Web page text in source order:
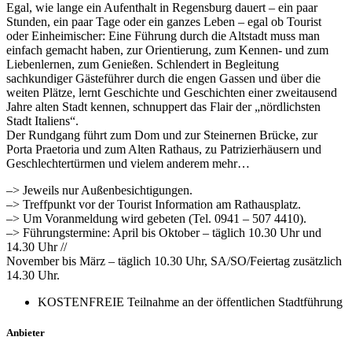
Egal, wie lange ein Aufenthalt in Regensburg dauert – ein paar
Stunden, ein paar Tage oder ein ganzes Leben – egal ob Tourist
oder Einheimischer: Eine Führung durch die Altstadt muss man
einfach gemacht haben, zur Orientierung, zum Kennen- und zum
Liebenlernen, zum Genießen. Schlendert in Begleitung
sachkundiger Gästeführer durch die engen Gassen und über die
weiten Plätze, lernt Geschichte und Geschichten einer zweitausend
Jahre alten Stadt kennen, schnuppert das Flair der „nördlichsten
Stadt Italiens“.
Der Rundgang führt zum Dom und zur Steinernen Brücke, zur
Porta Praetoria und zum Alten Rathaus, zu Patrizierhäusern und
Geschlechtertürmen und vielem anderem mehr…
–> Jeweils nur Außenbesichtigungen.
–> Treffpunkt vor der Tourist Information am Rathausplatz.
–> Um Voranmeldung wird gebeten (Tel. 0941 – 507 4410).
–> Führungstermine: April bis Oktober – täglich 10.30 Uhr und
14.30 Uhr //
November bis März – täglich 10.30 Uhr, SA/SO/Feiertag zusätzlich
14.30 Uhr.
KOSTENFREIE Teilnahme an der öffentlichen Stadtführung
Anbieter